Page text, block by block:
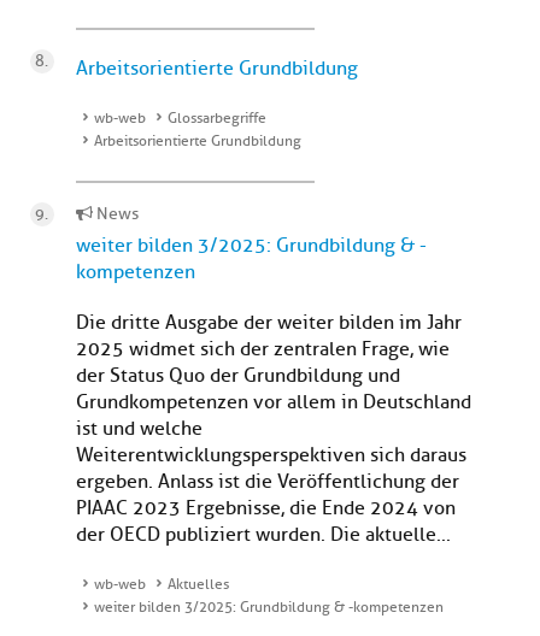
Arbeitsorientierte Grundbildung
wb-web
Glossarbegriffe
Arbeitsorientierte Grundbildung
News
weiter bilden 3/2025: Grundbildung & -
kompetenzen
Die dritte Ausgabe der weiter bilden im Jahr
2025 widmet sich der zentralen Frage, wie
der Status Quo der Grundbildung und
Grundkompetenzen vor allem in Deutschland
ist und welche
Weiterentwicklungsperspektiven sich daraus
ergeben. Anlass ist die Veröffentlichung der
PIAAC 2023 Ergebnisse, die Ende 2024 von
der OECD publiziert wurden. Die aktuelle...
wb-web
Aktuelles
weiter bilden 3/2025: Grundbildung & -kompetenzen